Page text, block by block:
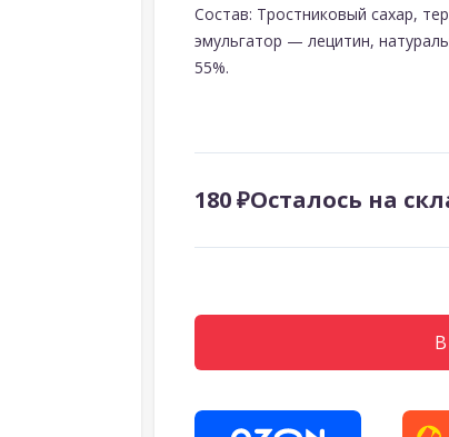
Состав: Тростниковый сахар,
эмульгатор — лецитин,
55%.
180 ₽Осталось на